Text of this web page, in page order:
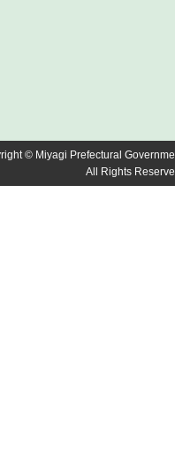
© Miyagi Prefectural
All Rights